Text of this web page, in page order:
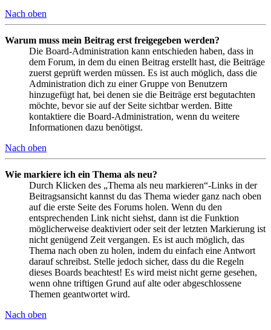
Nach oben
Warum muss mein Beitrag erst freigegeben werden?
Die Board-Administration kann entschieden haben, dass in
dem Forum, in dem du einen Beitrag erstellt hast, die Beiträge
zuerst geprüft werden müssen. Es ist auch möglich, dass die
Administration dich zu einer Gruppe von Benutzern
hinzugefügt hat, bei denen sie die Beiträge erst begutachten
möchte, bevor sie auf der Seite sichtbar werden. Bitte
kontaktiere die Board-Administration, wenn du weitere
Informationen dazu benötigst.
Nach oben
Wie markiere ich ein Thema als neu?
Durch Klicken des „Thema als neu markieren“-Links in der
Beitragsansicht kannst du das Thema wieder ganz nach oben
auf die erste Seite des Forums holen. Wenn du den
entsprechenden Link nicht siehst, dann ist die Funktion
möglicherweise deaktiviert oder seit der letzten Markierung ist
nicht genügend Zeit vergangen. Es ist auch möglich, das
Thema nach oben zu holen, indem du einfach eine Antwort
darauf schreibst. Stelle jedoch sicher, dass du die Regeln
dieses Boards beachtest! Es wird meist nicht gerne gesehen,
wenn ohne triftigen Grund auf alte oder abgeschlossene
Themen geantwortet wird.
Nach oben